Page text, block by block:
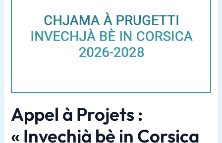
Appel à Projets :
« Invechjà bè in Corsica